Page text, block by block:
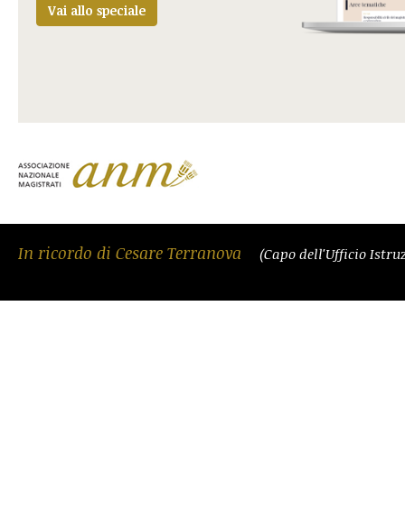
Vai allo speciale
In ricordo di Cesare Terranova (Capo dell'Ufficio